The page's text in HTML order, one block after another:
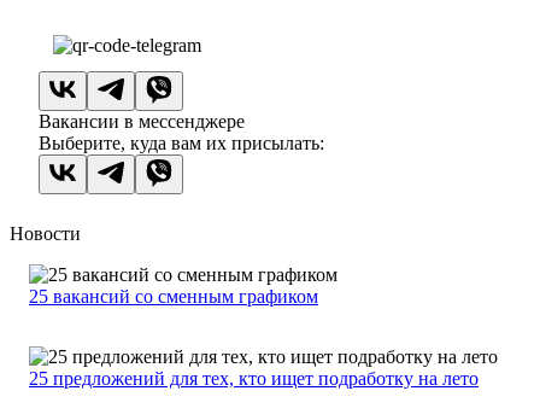
Вакансии в мессенджере
Выберите, куда вам их присылать:
Новости
25 вакансий со сменным графиком
25 предложений для тех, кто ищет подработку на лето